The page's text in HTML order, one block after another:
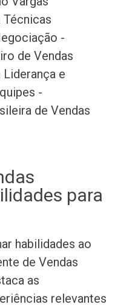
-
de Vendas
e
-
de Vendas
para
habilidades ao
de Vendas
as
relevantes